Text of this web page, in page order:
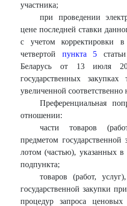
участника;
при проведении
цене последней ставки
с учетом корректировки
четвертой пункта 5
Беларусь от 13
государственных закупках
увеличенной
Преференциальная
отношении:
части товаров
предметом
лотом (частью), указанных в
подпункта;
товаров (работ,
государственной закупки
процедур запроса